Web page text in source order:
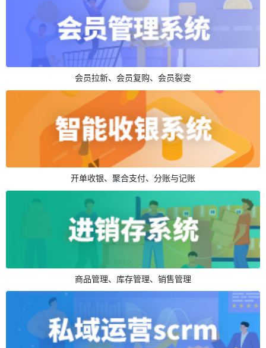
会员拉新、会员复购、会员裂变
开单收银、聚合支付、分账与记账
商品管理、库存管理、销售管理